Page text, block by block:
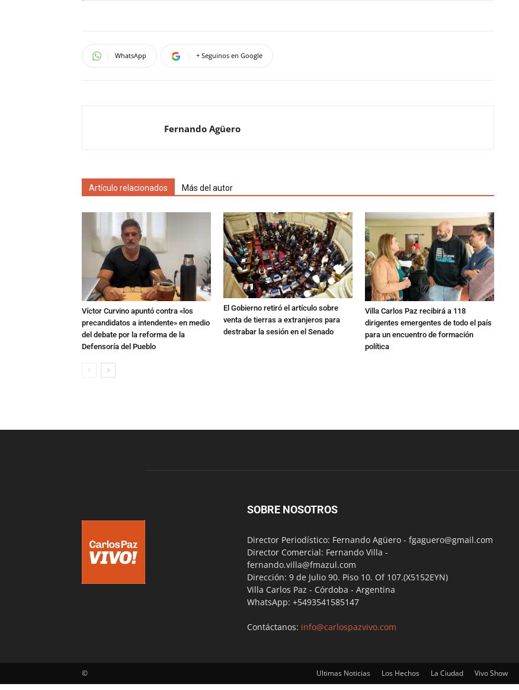
WhatsApp + Seguinos en Google
Fernando Agüero
Artículo relacionados Más del autor
Víctor Curvino apuntó contra «los
precandidatos a intendente» en medio
del debate por la reforma de la
Defensoría del Pueblo
El Gobierno retiró el artículo sobre
venta de tierras a extranjeros para
destrabar la sesión en el Senado
Villa Carlos Paz recibirá a 118
dirigentes emergentes de todo el país
para un encuentro de formación
política
SOBRE NOSOTROS
Director Periodístico: Fernando Agüero - fgaguero@gmail.com
Director Comercial: Fernando Villa -
fernando.villa@fmazul.com
Dirección: 9 de Julio 90. Piso 10. Of 107.(X5152EYN)
Villa Carlos Paz - Córdoba - Argentina
WhatsApp: +5493541585147
Contáctanos: info@carlospazvivo.com
Ultimas Noticias Los Hechos La Ciudad Vivo Show
©